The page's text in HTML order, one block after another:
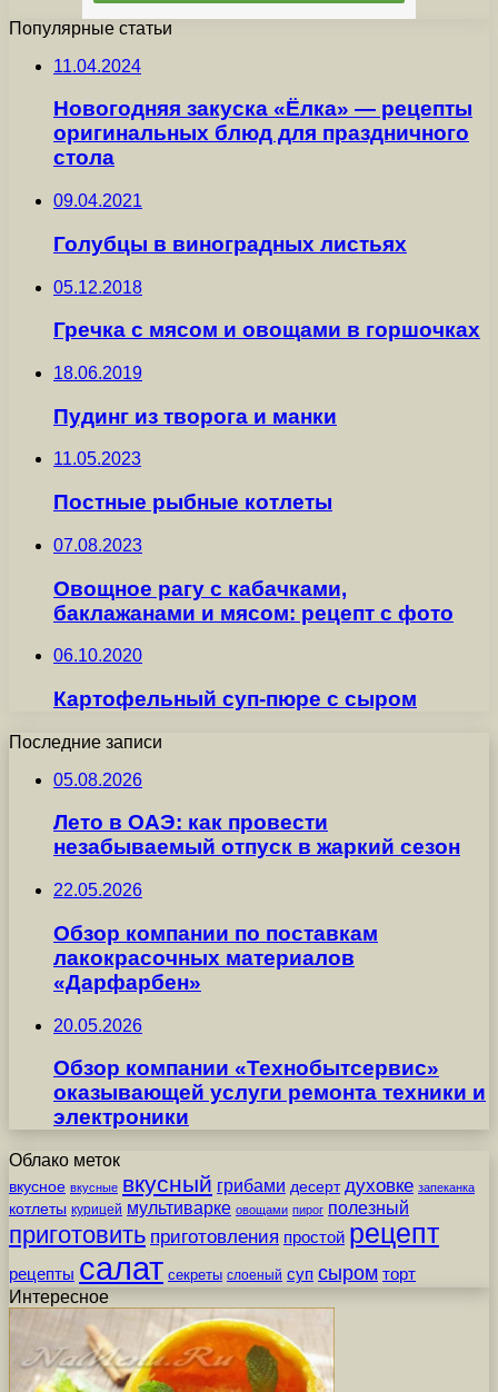
Популярные статьи
11.04.2024
Новогодняя закуска «Ёлка» — рецепты
оригинальных блюд для праздничного
стола
09.04.2021
Голубцы в виноградных листьях
05.12.2018
Гречка с мясом и овощами в горшочках
18.06.2019
Пудинг из творога и манки
11.05.2023
Постные рыбные котлеты
07.08.2023
Овощное рагу с кабачками,
баклажанами и мясом: рецепт с фото
06.10.2020
Картофельный суп-пюре с сыром
Последние записи
05.08.2026
Лето в ОАЭ: как провести
незабываемый отпуск в жаркий сезон
22.05.2026
Обзор компании по поставкам
лакокрасочных материалов
«Дарфарбен»
20.05.2026
Обзор компании «Технобытсервис»
оказывающей услуги ремонта техники и
электроники
Облако меток
вкусное вкусные вкусный грибами десерт духовке запеканка
котлеты курицей мультиварке овощами пирог полезный
приготовить приготовления простой рецепт
рецепты салат секреты слоеный суп сыром торт
Интересное